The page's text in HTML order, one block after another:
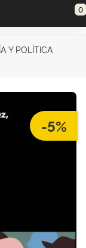
0
Y POLÍTICA
-5%